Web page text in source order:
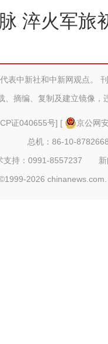
淬火军
表中新社和中新网观点。
、摘编、复制及建立镜像，
证040655号] [
京公网
总机：86-10-
支持：0991-8557237
2026